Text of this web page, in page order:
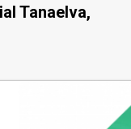
Tanaelva,